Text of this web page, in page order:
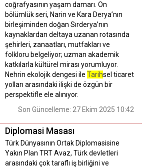
coğrafyasının yaşam damarı. On
bölümlük seri, Narin ve Kara Derya’nın
birleşiminden doğan Sırderya’nın
kaynaklardan deltaya uzanan rotasında
şehirleri, zanaatları, mutfakları ve
folkloru belgeliyor; uzman akademik
katkılarla kültürel mirası yorumluyor.
Nehrin ekolojik dengesi ile Tarihsel ticaret
yolları arasındaki ilişki de özgün bir
perspektifle ele alınıyor.
Son Güncelleme: 27 Ekim 2025 10:42
Diplomasi Masası
Türk Dünyasının Ortak Diplomasisine
Yakın Plan TRT Avaz, Türk devletleri
arasındaki çok taraflı iş birliğini ve